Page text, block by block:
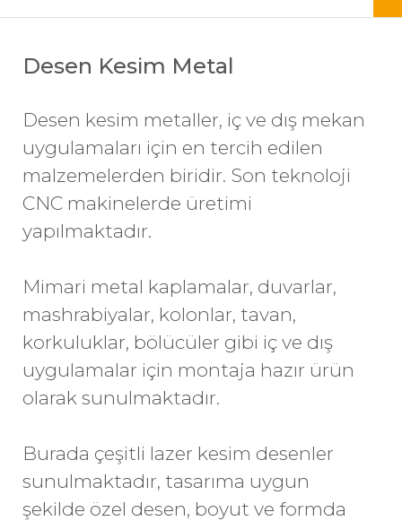
Desen Kesim Metal
Desen kesim metaller, iç ve dış mekan
uygulamaları için en tercih edilen
malzemelerden biridir. Son teknoloji
CNC makinelerde üretimi
yapılmaktadır.
Mimari metal kaplamalar, duvarlar,
mashrabiyalar, kolonlar, tavan,
korkuluklar, bölücüler gibi iç ve dış
uygulamalar için montaja hazır ürün
olarak sunulmaktadır.
Burada çeşitli lazer kesim desenler
sunulmaktadır, tasarıma uygun
şekilde özel desen, boyut ve formda